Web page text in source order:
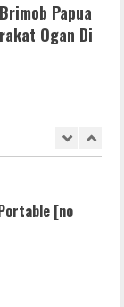
Papua
Ogan Di
Plus
[no